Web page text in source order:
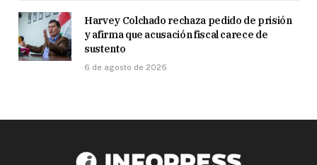
Harvey Colchado rechaza pedido de prisión
y afirma que acusación fiscal carece de
sustento
6 de agosto de 2026